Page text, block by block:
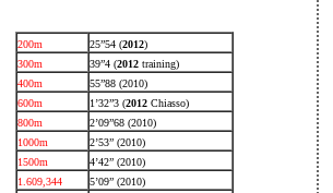
200m 25”54 (2012)
300m
39”4 (2012 training)
400m
55”88 (2010)
600m
1’32”3 (2012 Chiasso)
800m
2’09”68 (2010)
1000m
2’53” (2010)
1500m
4’42” (2010)
1.609,344
5’09” (2010)